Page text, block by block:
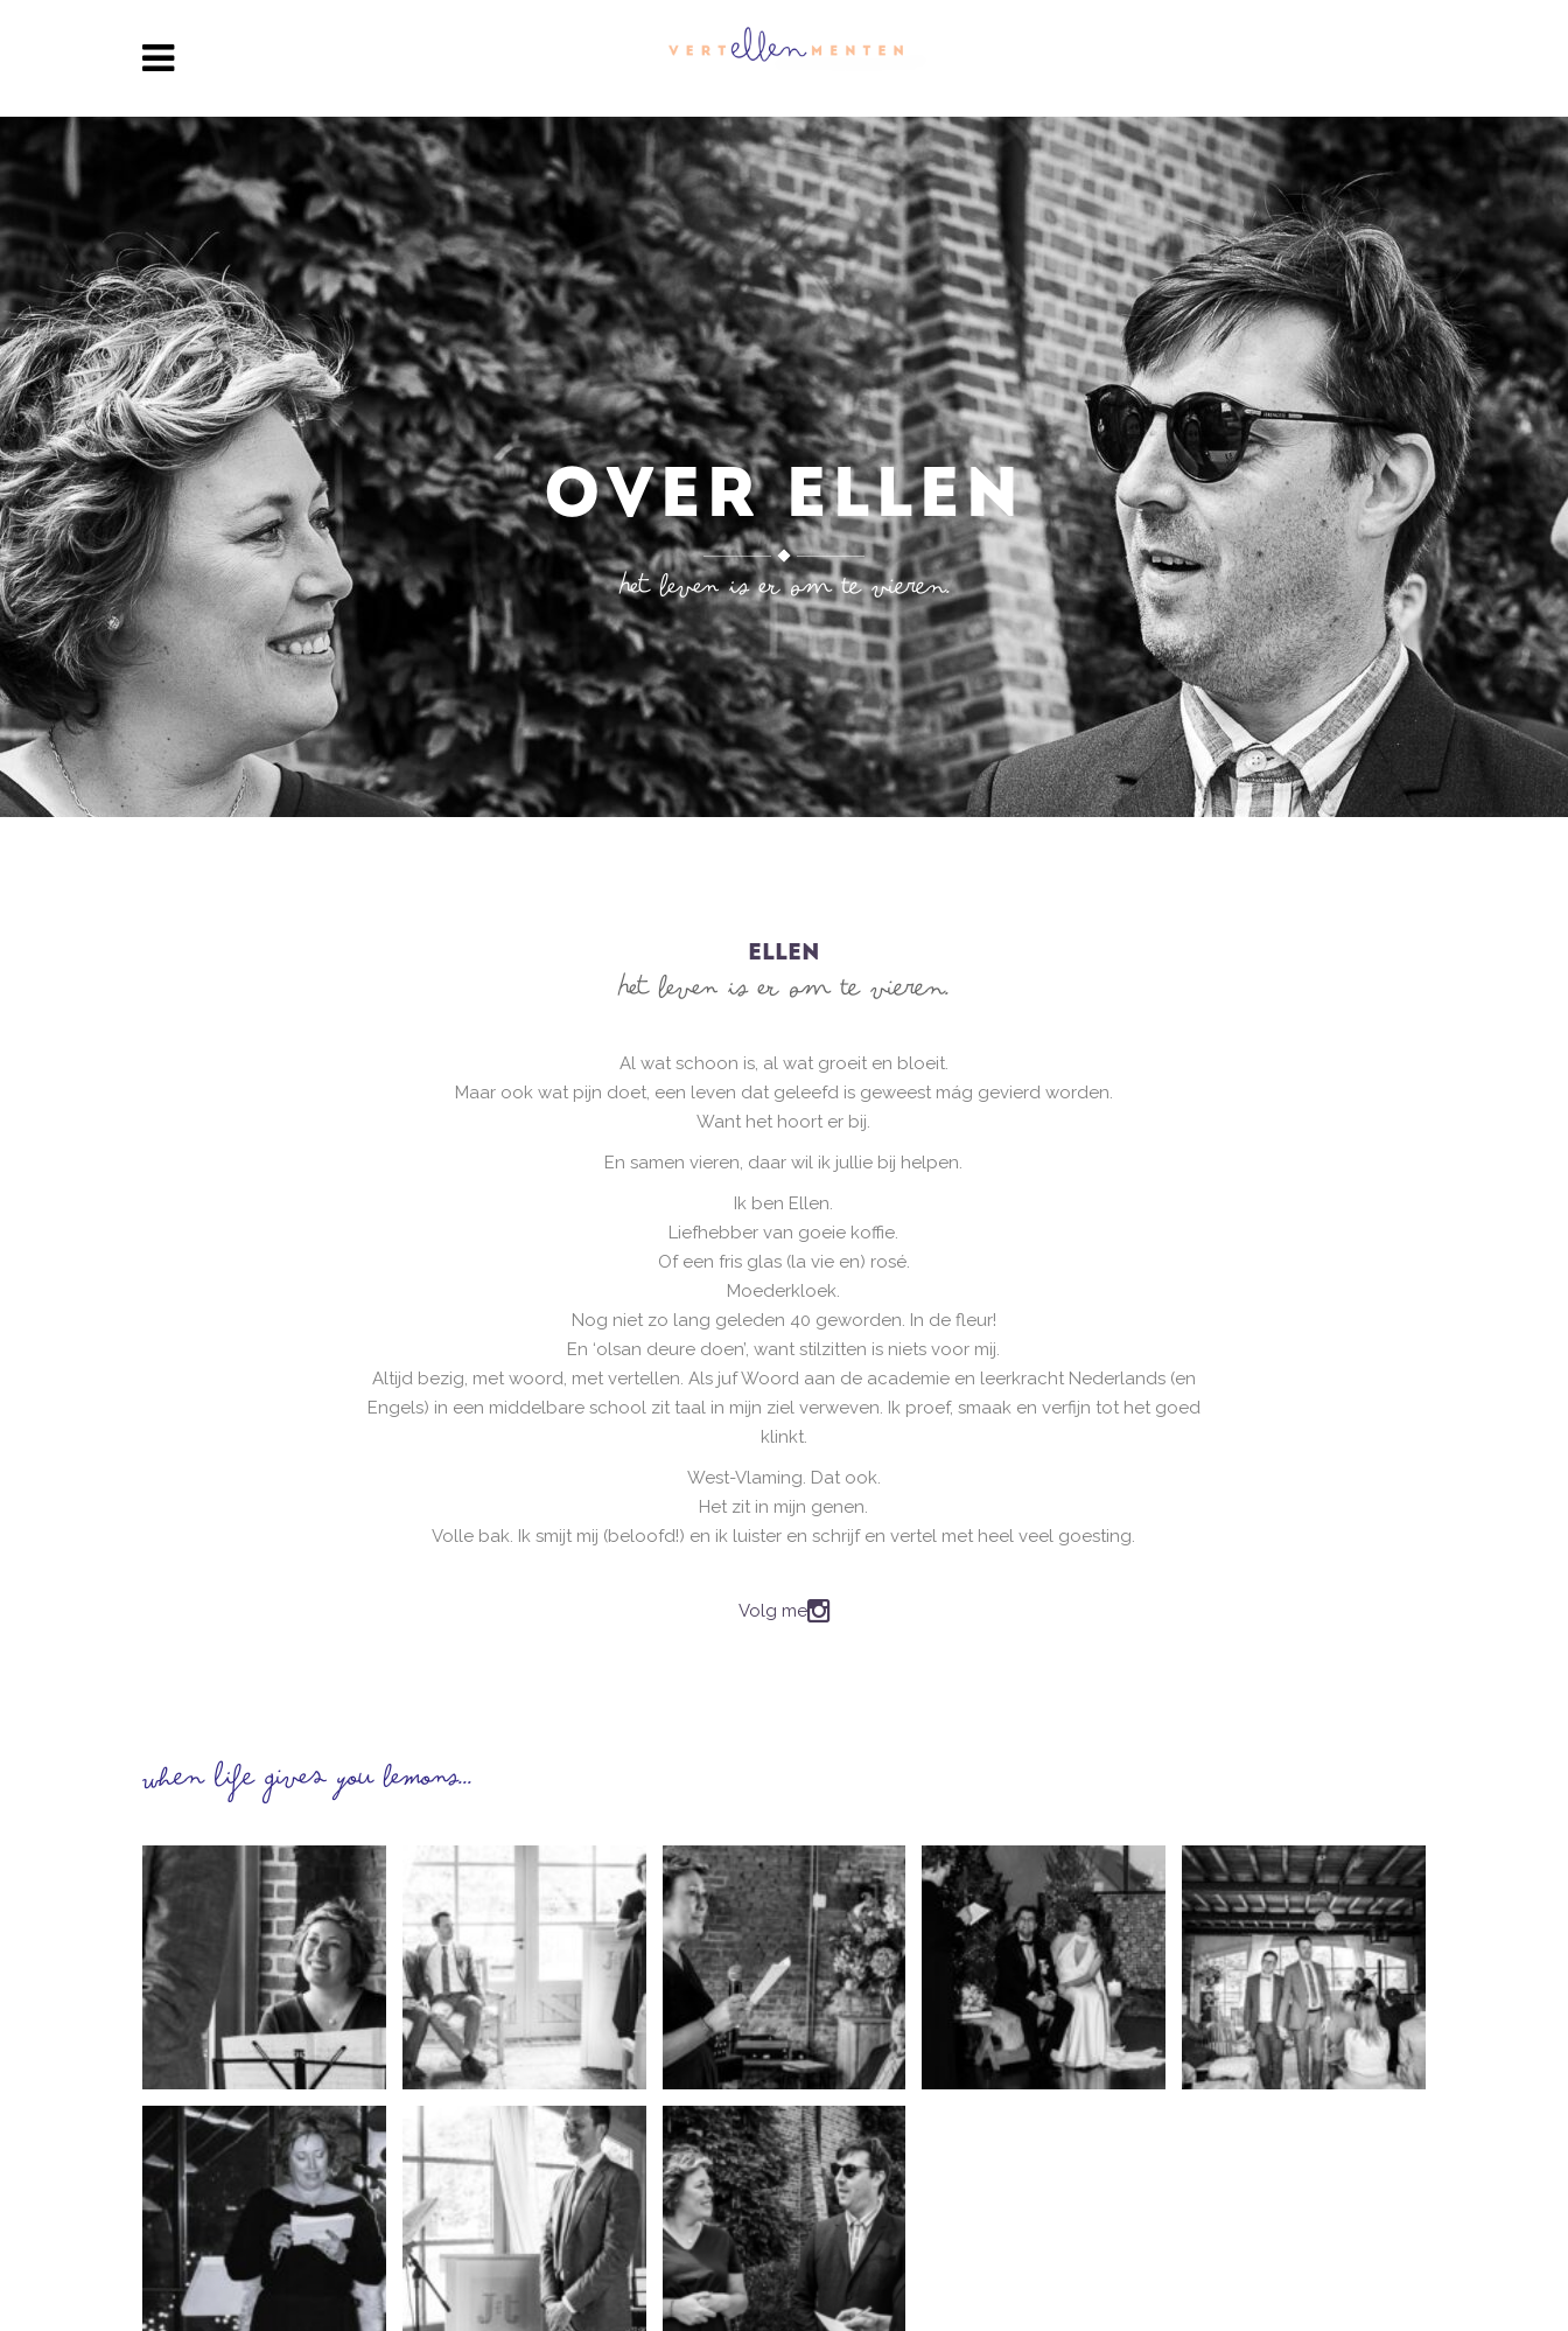
OVER ELLEN
Het leven is er om te vieren.
Ellen
Het leven is er om te vieren.
Al wat schoon is, al wat groeit en bloeit.
Maar ook wat pijn doet, een leven dat geleefd is geweest mág gevierd worden.
Want het hoort er bij.
En samen vieren, daar wil ik jullie bij helpen.
Ik ben Ellen.
Liefhebber van goeie koffie.
Of een fris glas (la vie en) rosé.
Moederkloek.
Nog niet zo lang geleden 40 geworden. In de fleur!
En ‘olsan deure doen’, want stilzitten is niets voor mij.
Altijd bezig, met woord, met vertellen. Als juf Woord aan de academie en leerkracht Nederlands (en
Engels) in een middelbare school zit taal in mijn ziel verweven. Ik proef, smaak en verfijn tot het goed
klinkt.
West-Vlaming. Dat ook.
Het zit in mijn genen.
Volle bak. Ik smijt mij (beloofd!) en ik luister en schrijf en vertel met heel veel goesting.
Volg me
When life gives you lemons...